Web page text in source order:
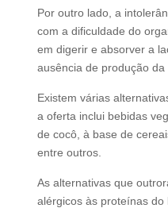
Por outro lado, a
com a dificuldade do
em digerir e absorver a
ausência de produção da
Existem várias
a oferta inclui bebidas
de cocô, à base de
entre outros.
As alternativas que
alérgicos às proteínas